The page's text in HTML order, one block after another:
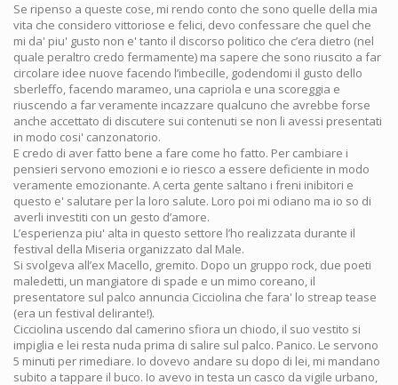
Se ripenso a queste cose, mi rendo conto che sono quelle della mia
vita che considero vittoriose e felici, devo confessare che quel che
mi da' piu' gusto non e' tanto il discorso politico che c’era dietro (nel
quale peraltro credo fermamente) ma sapere che sono riuscito a far
circolare idee nuove facendo l’imbecille, godendomi il gusto dello
sberleffo, facendo marameo, una capriola e una scoreggia e
riuscendo a far veramente incazzare qualcuno che avrebbe forse
anche accettato di discutere sui contenuti se non li avessi presentati
in modo cosi' canzonatorio.
E credo di aver fatto bene a fare come ho fatto. Per cambiare i
pensieri servono emozioni e io riesco a essere deficiente in modo
veramente emozionante. A certa gente saltano i freni inibitori e
questo e' salutare per la loro salute. Loro poi mi odiano ma io so di
averli investiti con un gesto d’amore.
L’esperienza piu' alta in questo settore l’ho realizzata durante il
festival della Miseria organizzato dal Male.
Si svolgeva all’ex Macello, gremito. Dopo un gruppo rock, due poeti
maledetti, un mangiatore di spade e un mimo coreano, il
presentatore sul palco annuncia Cicciolina che fara' lo streap tease
(era un festival delirante!).
Cicciolina uscendo dal camerino sfiora un chiodo, il suo vestito si
impiglia e lei resta nuda prima di salire sul palco. Panico. Le servono
5 minuti per rimediare. Io dovevo andare su dopo di lei, mi mandano
subito a tappare il buco. Io avevo in testa un casco da vigile urbano,